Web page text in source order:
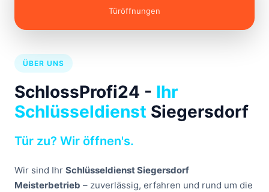
Türöffnungen
ÜBER UNS
SchlossProfi24 - Ihr
Schlüsseldienst Siegersdorf
Tür zu? Wir öffnen's.
Wir sind Ihr Schlüsseldienst Siegersdorf
Meisterbetrieb – zuverlässig, erfahren und rund um die